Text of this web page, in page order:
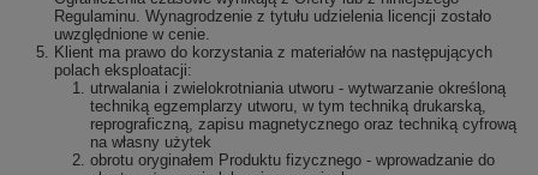
Regulaminu. Wynagrodzenie z tytułu udzielenia licencji zostało
uwzględnione w cenie.
Klient ma prawo do korzystania z materiałów na następujących
polach eksploatacji:
utrwalania i zwielokrotniania utworu - wytwarzanie określoną
techniką egzemplarzy utworu, w tym techniką drukarską,
reprograficzną, zapisu magnetycznego oraz techniką cyfrową
na własny użytek
obrotu oryginałem Produktu fizycznego - wprowadzanie do